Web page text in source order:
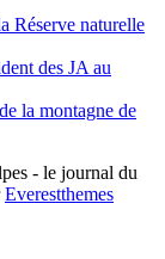
Réserve naturelle
des JA au
la montagne de
- le journal du
Everestthemes